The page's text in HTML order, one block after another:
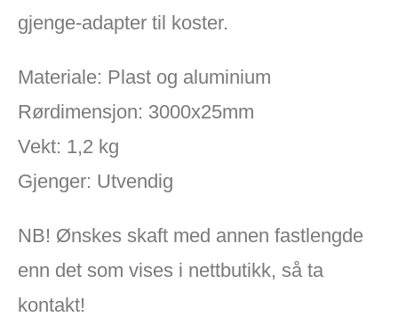
gjenge-adapter til koster.
Materiale: Plast og aluminium
Rørdimensjon: 3000x25mm
Vekt: 1,2 kg
Gjenger: Utvendig
NB! Ønskes skaft med annen fastlengde
enn det som vises i nettbutikk, så ta
kontakt!